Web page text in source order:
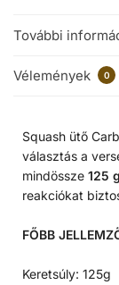
További
Vélemények 0
Squash ütő
választás a
mindössze 125
reakciókat
FŐBB
Keretsúly: 125g